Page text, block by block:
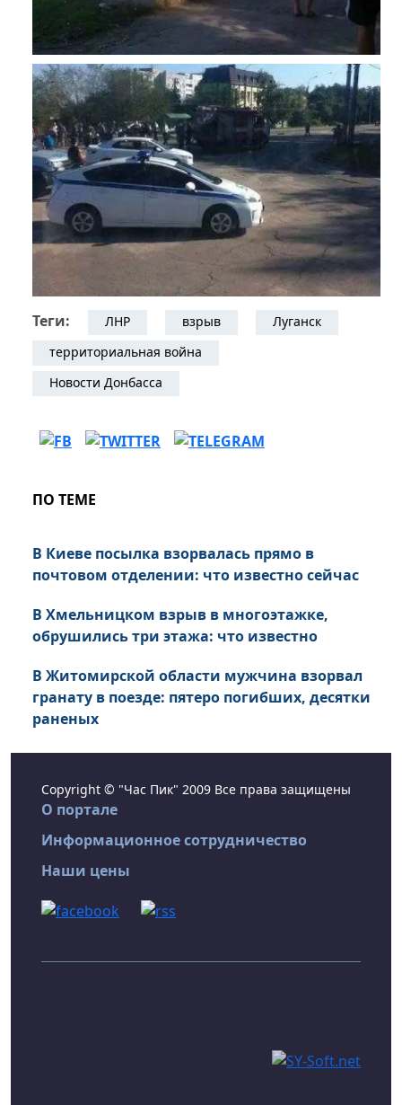
Теги: ЛНР взрыв
Луганск
территориальная война
Новости Донбасса
ПО ТЕМЕ
В Киеве посылка взорвалась прямо в
почтовом отделении: что известно сейчас
В Хмельницком взрыв в многоэтажке,
обрушились три этажа: что известно
В Житомирской области мужчина взорвал
гранату в поезде: пятеро погибших, десятки
раненых
Copyright © "Час Пик" 2009 Все права защищены
О портале
Информационное сотрудничество
Наши цены